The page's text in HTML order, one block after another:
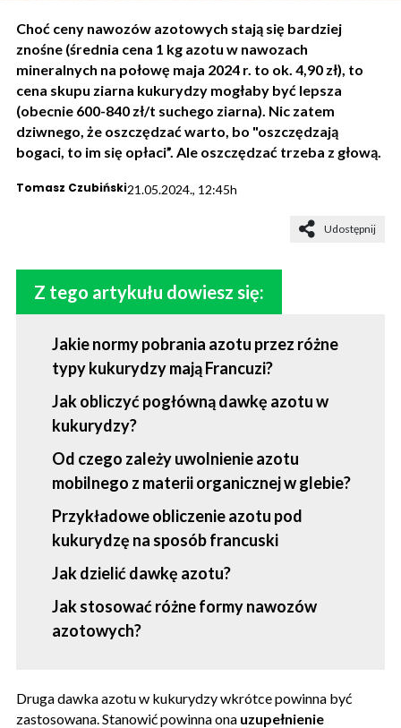
Choć ceny nawozów azotowych stają się bardziej
znośne (średnia cena 1 kg azotu w nawozach
mineralnych na połowę maja 2024 r. to ok. 4,90 zł), to
cena skupu ziarna kukurydzy mogłaby być lepsza
(obecnie 600-840 zł/t suchego ziarna). Nic zatem
dziwnego, że oszczędzać warto, bo "oszczędzają
bogaci, to im się opłaci”. Ale oszczędzać trzeba z głową.
Tomasz Czubiński21.05.2024., 12:45h
Udostępnij
Z tego artykułu dowiesz się:
Jakie normy pobrania azotu przez różne
typy kukurydzy mają Francuzi?
Jak obliczyć pogłówną dawkę azotu w
kukurydzy?
Od czego zależy uwolnienie azotu
mobilnego z materii organicznej w glebie?
Przykładowe obliczenie azotu pod
kukurydzę na sposób francuski
Jak dzielić dawkę azotu?
Jak stosować różne formy nawozów
azotowych?
Druga dawka azotu w kukurydzy wkrótce powinna być
zastosowana. Stanowić powinna ona uzupełnienie